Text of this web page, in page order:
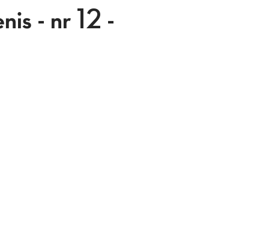
- nr 12 -